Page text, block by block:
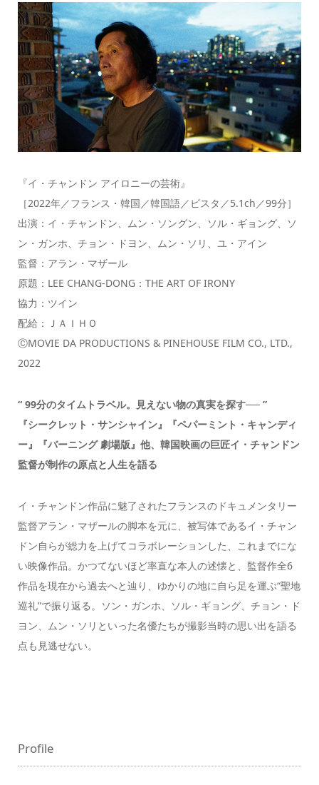
『イ・チャンドン アイロニーの芸術』
［2022年／フランス・韓国／韓国語／ビスタ／5.1ch／99分］
出演：イ・チャンドン、ムン・ソングン、ソル・ギョング、ソ
ン・ガンホ、チョン・ドヨン、ムン・ソリ、ユ・アイン
監督：アラン・マザール
原題：LEE CHANG-DONG：THE ART OF IRONY
協力：ツイン
配給：ＪＡＩＨＯ
ⒸMOVIE DA PRODUCTIONS & PINEHOUSE FILM CO., LTD.,
2022
“ 99分のタイムトラベル。見えない物の真実を探す── ”
『シークレット・サンシャイン』『ペパーミント・キャンディ
ー』『バーニング 劇場版』他、韓国映画の巨匠イ・チャンドン
監督が制作の原点と人生を語る
イ・チャンドン作品に魅了されたフランスのドキュメンタリー
監督アラン・マザールの脚本を元に、被写体であるイ・チャン
ドン自らが総力を上げてコラボレーションした、これまでにな
い映像作品。かつてないほど率直な本人の述懐と、監督作全6
作品を現在から過去へと辿り、ゆかりの地に自ら足を運ぶ“聖地
巡礼”で振り返る。ソン・ガンホ、ソル・ギョング、チョン・ド
ヨン、ムン・ソリといった名優たちが撮影当時の思い出を語る
点も見逃せない。
Profile